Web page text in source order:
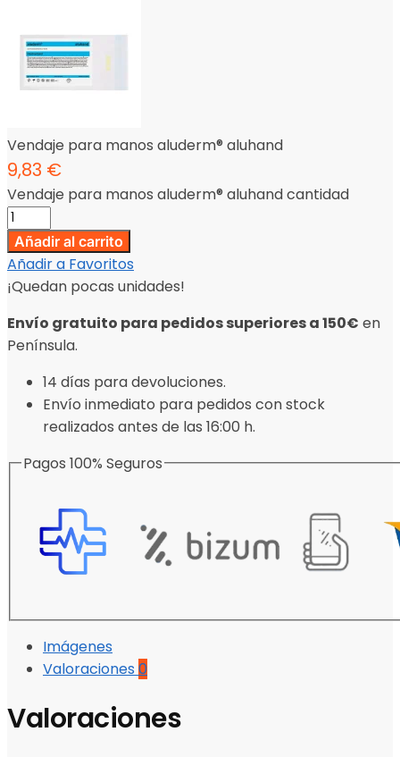
Vendaje para manos aluderm® aluhand
9,83 €
Vendaje para manos aluderm® aluhand cantidad
Añadir al carrito
Añadir a Favoritos
¡Quedan pocas unidades!
Envío gratuito para pedidos superiores a 150€ en
Península.
14 días para devoluciones.
Envío inmediato para pedidos con stock
realizados antes de las 16:00 h.
Pagos 100% Seguros
Imágenes
Valoraciones 0
Valoraciones